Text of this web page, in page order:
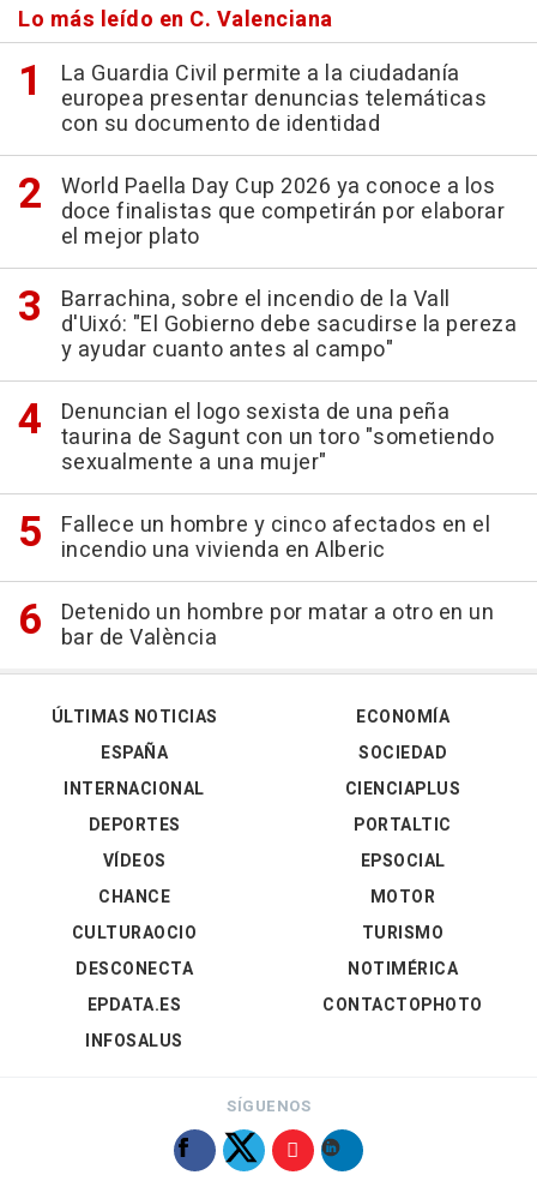
Lo más leído en C. Valenciana
La Guardia Civil permite a la ciudadanía
europea presentar denuncias telemáticas
con su documento de identidad
World Paella Day Cup 2026 ya conoce a los
doce finalistas que competirán por elaborar
el mejor plato
Barrachina, sobre el incendio de la Vall
d'Uixó: "El Gobierno debe sacudirse la pereza
y ayudar cuanto antes al campo"
Denuncian el logo sexista de una peña
taurina de Sagunt con un toro "sometiendo
sexualmente a una mujer"
Fallece un hombre y cinco afectados en el
incendio una vivienda en Alberic
Detenido un hombre por matar a otro en un
bar de València
ÚLTIMAS NOTICIAS
ESPAÑA
INTERNACIONAL
DEPORTES
VÍDEOS
ECONOMÍA
SOCIEDAD
CIENCIAPLUS
PORTALTIC
EPSOCIAL
CHANCE
CULTURAOCIO
DESCONECTA
EPDATA.ES
INFOSALUS
MOTOR
TURISMO
NOTIMÉRICA
CONTACTOPHOTO
SÍGUENOS